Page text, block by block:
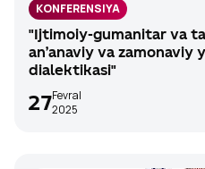
KONFERENSIYA
"Ijtimoiy-gumanitar va
an’anaviy va zamonaviy
dialektikasi"
27Fevral
2025